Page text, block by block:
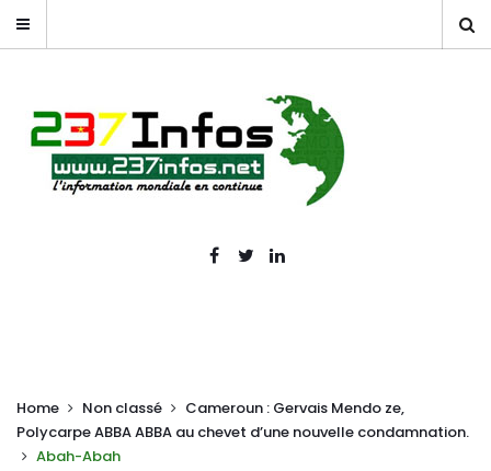
Home Non classé
Cameroun : Gervais Mendo ze,
Polycarpe ABBA ABBA au chevet d’une nouvelle condamnation.
Abah-Abah